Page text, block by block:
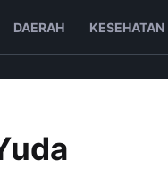
DAERAH KESEHATAN